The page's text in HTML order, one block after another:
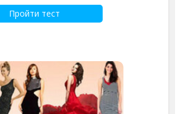
Пройти тест